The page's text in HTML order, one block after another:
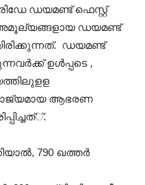
ഡയമണ്ട് ഫെസ്റ്റ്
അമൂല്യങ്ങളായ ഡയമണ്ട്
ഡയമണ്ട്
ഉള്‍പ്പടെ ,
ആഭരണ
790 ഖത്തര്‍